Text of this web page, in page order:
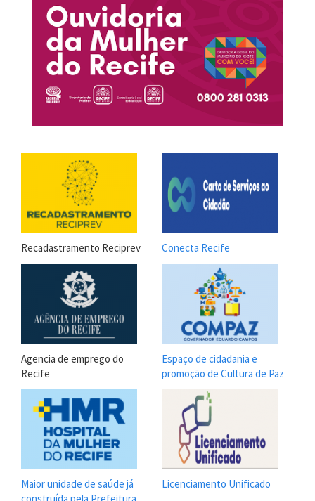
Recadastramento Reciprev Conecta Recife
Agencia de emprego do
Recife
Espaço de cidadania e
promoção de Cultura de Paz
Maior unidade de saúde já
Licenciamento Unificado